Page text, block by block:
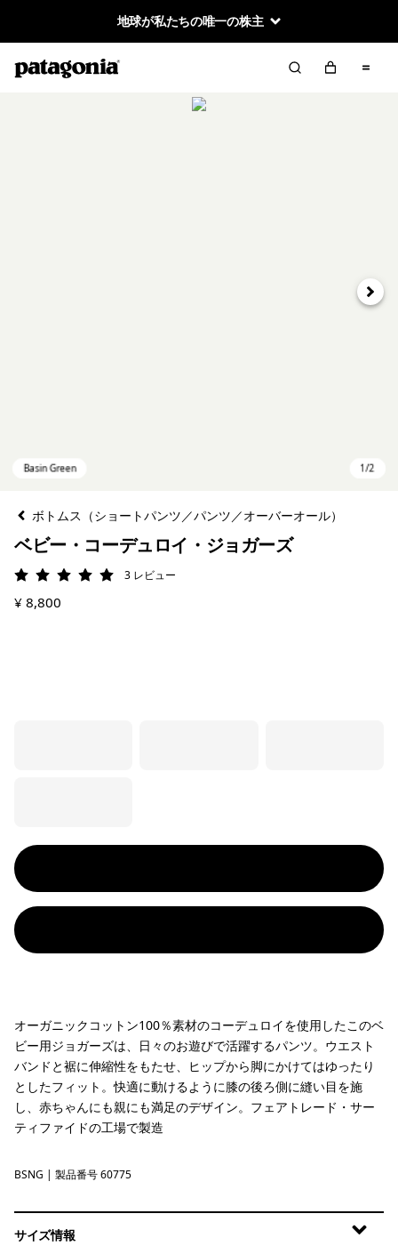
地球が私たちの唯一の株主
次へ
ボトムス（ショートパンツ／パンツ／オーバーオール）
ベビー・コーデュロイ・ジョガーズ
評価: 5 / 5 3 レビュー
¥ 8,800
オーガニックコットン100％素材のコーデュロイを使用したこのベ
ビー用ジョガーズは、日々のお遊びで活躍するパンツ。ウエスト
バンドと裾に伸縮性をもたせ、ヒップから脚にかけてはゆったり
としたフィット。快適に動けるように膝の後ろ側に縫い目を施
し、赤ちゃんにも親にも満足のデザイン。フェアトレード・サー
ティファイドの工場で製造
Basin Green
BSNG | 製品番号 60775
サイズ情報